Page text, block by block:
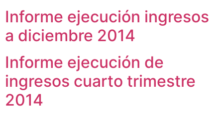
Informe ejecución ingresos
a diciembre 2014
Informe ejecución de
ingresos cuarto trimestre
2014